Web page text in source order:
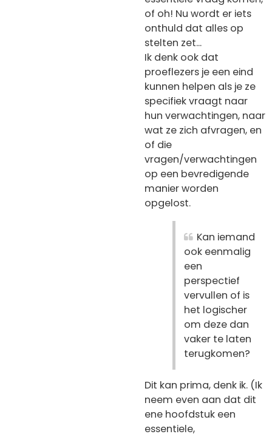
of oh! Nu wordt er iets
onthuld dat alles op
stelten zet...
Ik denk ook dat
proeflezers je een eind
kunnen helpen als je ze
specifiek vraagt naar
hun verwachtingen, naar
wat ze zich afvragen, en
of die
vragen/verwachtingen
op een bevredigende
manier worden
opgelost.
Kan iemand
ook eenmalig
een
perspectief
vervullen of is
het logischer
om deze dan
vaker te laten
terugkomen?
Dit kan prima, denk ik. (Ik
neem even aan dat dit
ene hoofdstuk een
essentiele,